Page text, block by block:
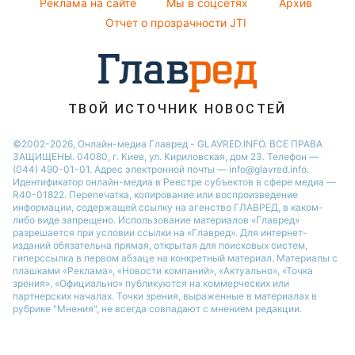
Реклама на сайте
Мы в соцсетях
Архив
Отчет о прозрачности JTI
ТВОЙ ИСТОЧНИК НОВОСТЕЙ
©2002-2026, Онлайн-медиа Главред - GLAVRED.INFO. ВСЕ ПРАВА
ЗАЩИЩЕНЫ. 04080, г. Киев, ул. Кириловская, дом 23. Телефон —
(044) 490-01-01. Адрес электронной почты — info@glavred.info.
Идентификатор онлайн-медиа в Реестре cубъектов в сфере медиа —
R40-01822. Перепечатка, копирование или воспроизведение
информации, содержащей ссылку на агенство ГЛАВРЕД, в каком-
либо виде запрещено. Использование материалов «Главред»
разрешается при условии ссылки на «Главред». Для интернет-
изданий обязательна прямая, открытая для поисковых систем,
гиперссылка в первом абзаце на конкретный материал. Материалы с
плашками «Реклама», «Новости компаний», «Актуально», «Точка
зрения», «Официально» публикуются на коммерческих или
партнерских началах. Точки зрения, выраженные в материалах в
рубрике "Мнения", не всегда совпадают с мнением редакции.